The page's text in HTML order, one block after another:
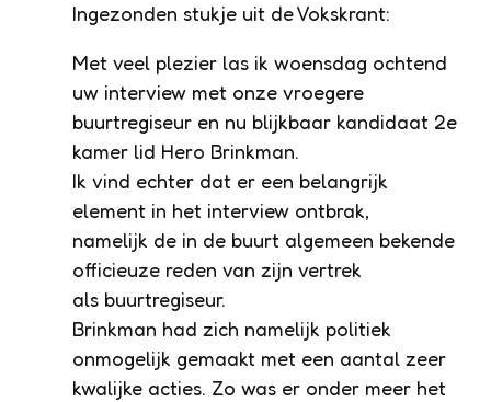
Ingezonden stukje uit de Vokskrant:
Met veel plezier las ik woensdag ochtend
uw interview met onze vroegere
buurtregiseur en nu blijkbaar kandidaat 2e
kamer lid Hero Brinkman.
Ik vind echter dat er een belangrijk
element in het interview ontbrak,
namelijk de in de buurt algemeen bekende
officieuze reden van zijn vertrek
als buurtregiseur.
Brinkman had zich namelijk politiek
onmogelijk gemaakt met een aantal zeer
kwalijke acties. Zo was er onder meer het